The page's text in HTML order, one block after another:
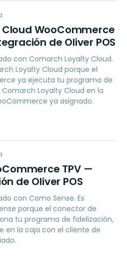
WooCommerce
de Oliver POS
con Comarch Loyalty Cloud.
Loyalty Cloud porque el
ya ejecuta tu programa de
Loyalty Cloud en la
ya asignado.
TPV —
de Oliver POS
con Como Sense. Es
porque el conector de
tu programa de fidelización,
en la caja con el cliente de